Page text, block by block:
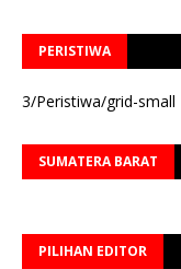
PERISTIWA
3/Peristiwa/grid-small
SUMATERA BARAT
PILIHAN EDITOR